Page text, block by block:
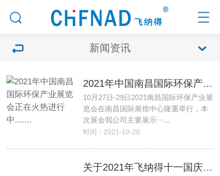
新闻资讯
2021年中国南昌国际环保产业展览会正在火热进行中.......
10月27日-29日2021南昌国际环保产业展
览会在南昌国际展馆中心隆重举行，本
次展会我公司主要展示···...
时间：2021-10-28
关于2021年飞纳得十一国庆放假安排的通知